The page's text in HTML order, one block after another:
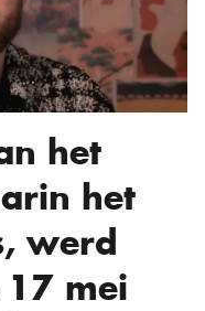
het
het
werd
mei